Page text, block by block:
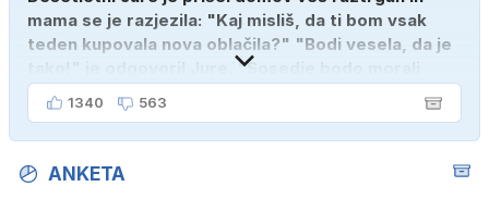
mama se je razjezila: "Kaj misliš, da ti bom vsak
teden kupovala nova oblačila?" "Bodi vesela, da je
tako!" je odgovoril Jure. "Sosedje bodo morali
kupiti novega sina, tako sem ga prebutal!"
1340 563
ANKETA